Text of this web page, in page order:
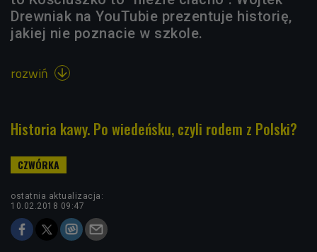
Drewniak na YouTubie prezentuje historię,
jakiej nie poznacie w szkole.
rozwiń 
Historia kawy. Po wiedeńsku, czyli rodem z Polski?
ostatnia aktualizacja:
10.02.2018 09:47